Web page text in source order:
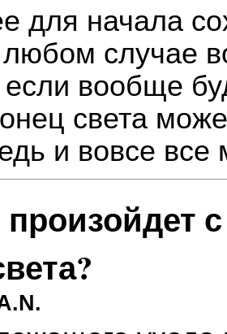
для начала
случае
вообще
света
и вовсе все
произойдет